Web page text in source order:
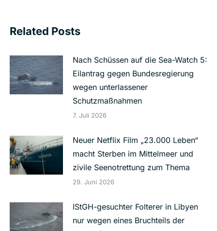
Related Posts
Nach Schüssen auf die Sea-Watch 5:
Eilantrag gegen Bundesregierung
wegen unterlassener
Schutzmaßnahmen
7. Juli 2026
Neuer Netflix Film „23.000 Leben“
macht Sterben im Mittelmeer und
zivile Seenotrettung zum Thema
29. Juni 2026
IStGH-gesuchter Folterer in Libyen
nur wegen eines Bruchteils der